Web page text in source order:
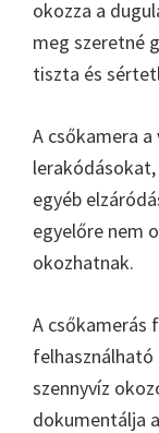
okozza a
meg szeretné
tiszta és
A csőkamera
egyéb
egyelőre nem
okozhatnak.
A csőkamerás
felhasználható
szennyvíz
dokumentálja